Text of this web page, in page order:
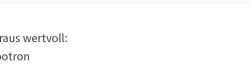
wertvoll: